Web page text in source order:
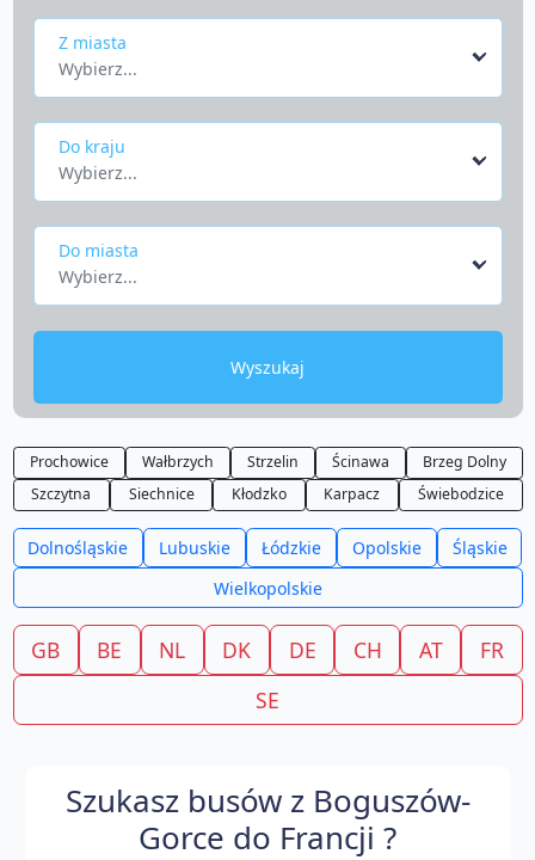
Z miasta
Wybierz...
Do kraju
Wybierz...
Do miasta
Wybierz...
Wyszukaj
Prochowice Wałbrzych Strzelin Ścinawa
Brzeg Dolny
Szczytna
Siechnice Kłodzko Karpacz Świebodzice
Dolnośląskie Lubuskie Łódzkie Opolskie
Śląskie
Wielkopolskie
GB BE NL DK DE CH AT
FR
SE
Szukasz busów z Boguszów-
Gorce do Francji ?